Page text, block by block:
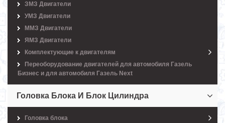
ЗМЗ Двигатели
УМЗ Двигатели
ММЗ Двигатели
ЯМЗ Двигатели
Комплектующие к двигателям
Переоборудование двигателей для автомобиля Газель
Бизнес и для автомобиля Газель Next
Головка Блока И Блок Цилиндра
Головка блока